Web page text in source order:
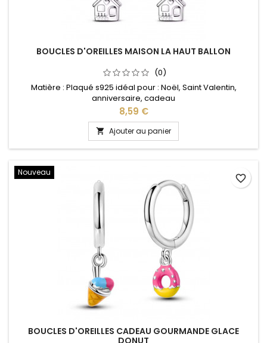
BOUCLES D'OREILLES MAISON LA HAUT BALLON
(0)
Matière : Plaqué s925 idéal pour : Noël, Saint Valentin,
anniversaire, cadeau
Prix
8,59 €
 Ajouter au panier
Nouveau
BOUCLES D'OREILLES CADEAU GOURMANDE GLACE
favorite_border